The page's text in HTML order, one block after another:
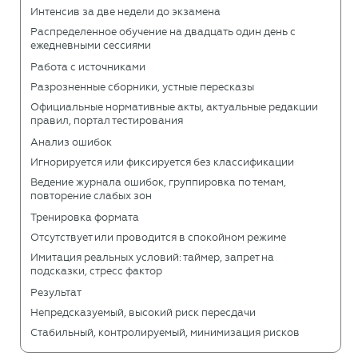
Интенсив за две недели до экзамена
Распределенное обучение на двадцать один день с
ежедневными сессиями
Работа с источниками
Разрозненные сборники, устные пересказы
Официальные нормативные акты, актуальные редакции
правил, портал тестирования
Анализ ошибок
Игнорируется или фиксируется без классификации
Ведение журнала ошибок, группировка по темам,
повторение слабых зон
Тренировка формата
Отсутствует или проводится в спокойном режиме
Имитация реальных условий: таймер, запрет на
подсказки, стресс фактор
Результат
Непредсказуемый, высокий риск пересдачи
Стабильный, контролируемый, минимизация рисков